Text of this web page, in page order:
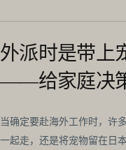
外派时是带上
——给家庭决
当确定要赴海外工作时，许
一起走，还是将宠物留在日